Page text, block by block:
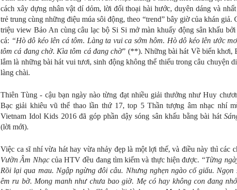
cách xây dựng nhân vật dí dỏm, lời đối thoại hài hước, duyên dáng và
trẻ trung cùng những điệu múa sôi động, theo “trend” bây giờ của khán giả.
triệu view Bảo An cùng câu lạc bộ Si Si mở màn khuấy động sân khấu
cá: “Hò dô kéo lên cá tôm. Làng ta vui ca sớm hôm. Hò dô kéo lên ước
tôm cá đang chờ. Kìa tôm cá đang chờ” (**). Những bài hát Về biển khơi,
lắm là những bài hát vui tươi, sinh động không thể thiếu trong câu chuyện
làng chài.
Thiên Tùng - cậu bạn ngày nào từng đạt nhiều giải thưởng như Huy
Bạc giải khiêu vũ thể thao lần thứ 17, top 5 Thần tượng âm nhạc nhí
Vietnam Idol Kids 2016 đã góp phần dậy sóng sân khấu bằng bài hát
(lời mới).
Việc ca sĩ nhí vừa hát hay vừa nhảy đẹp là một lợi thế, và điều này thì các
Vườn Âm Nhạc của HTV đều đang tìm kiếm và thực hiện được. “Từng
Rồi lại qua mau. Ngập ngừng đôi câu. Nhưng nghẹn ngào cố giấu. Ngọn
êm ru bờ. Mong manh như chưa bao giờ. Mẹ có hay không con đang